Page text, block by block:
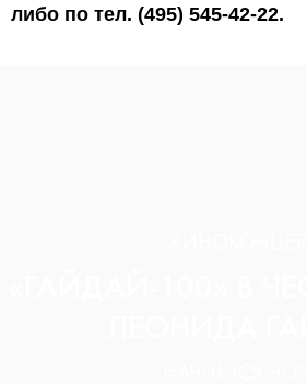
либо по тел. (495) 545-42-22.